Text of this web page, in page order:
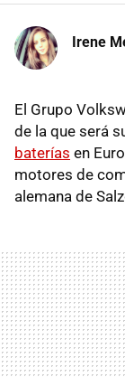
Irene
El Grupo
de la que será
baterías en
motores de
alemana de